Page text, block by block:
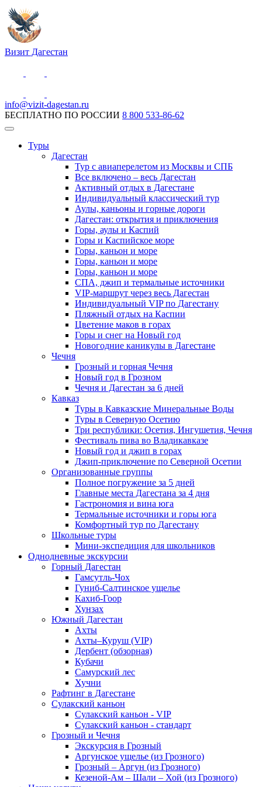
Визит Дагестан
info@vizit-dagestan.ru
БЕСПЛАТНО ПО РОССИИ 8 800 533-86-62
Туры
Дагестан
Тур с авиаперелетом из Москвы и СПБ
Все включено – весь Дагестан
Активный отдых в Дагестане
Индивидуальный классический тур
Аулы, каньоны и горные дороги
Дагестан: открытия и приключения
Горы, аулы и Каспий
Горы и Каспийское море
Горы, каньон и море
Горы, каньон и море
Горы, каньон и море
СПА, джип и термальные источники
VIP-маршрут через весь Дагестан
Индивидуальный VIP по Дагестану
Пляжный отдых на Каспии
Цветение маков в горах
Горы и снег на Новый год
Новогодние каникулы в Дагестане
Чечня
Грозный и горная Чечня
Новый год в Грозном
Чечня и Дагестан за 6 дней
Кавказ
Туры в Кавказские Минеральные Воды
Туры в Северную Осетию
Три республики: Осетия, Ингушетия, Чечня
Фестиваль пива во Владикавказе
Новый год и джип в горах
Джип-приключение по Северной Осетии
Организованные группы
Полное погружение за 5 дней
Главные места Дагестана за 4 дня
Гастрономия и вина юга
Термальные источники и горы юга
Комфортный тур по Дагестану
Школьные туры
Мини-экспедиция для школьников
Однодневные экскурсии
Горный Дагестан
Гамсутль-Чох
Гуниб-Салтинское ущелье
Кахиб-Гоор
Хунзах
Южный Дагестан
Ахты
Ахты–Куруш (VIP)
Дербент (обзорная)
Кубачи
Самурский лес
Хучни
Рафтинг в Дагестане
Сулакский каньон
Сулакский каньон - VIP
Сулакский каньон - стандарт
Грозный и Чечня
Экскурсия в Грозный
Аргунское ущелье (из Грозного)
Грозный – Аргун (из Грозного)
Кезеной-Ам – Шали – Хой (из Грозного)